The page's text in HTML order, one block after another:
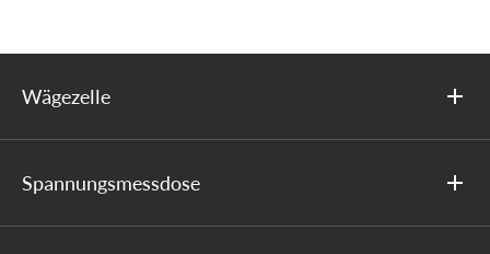
Wägezelle
Spannungsmessdose